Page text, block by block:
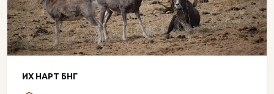
ИХ НАРТ БНГ